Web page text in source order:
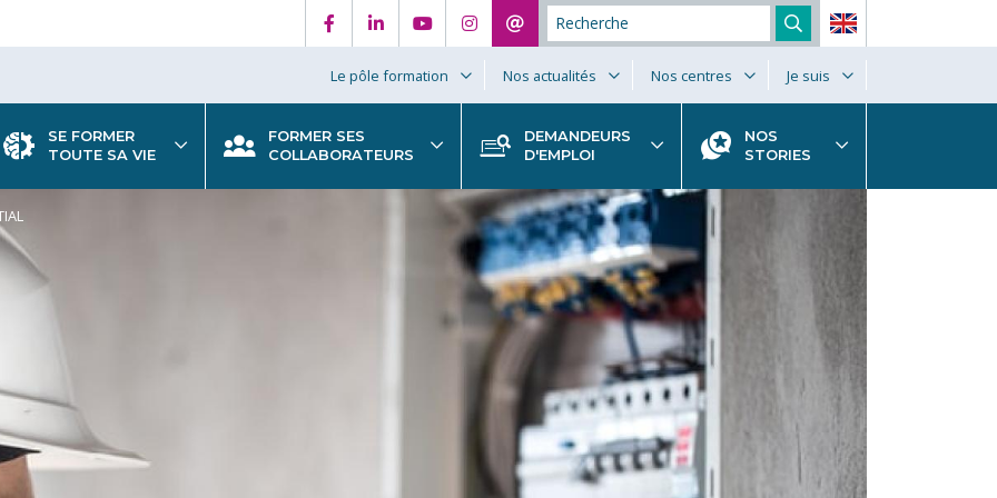
Le pôle formation Nos actualités Nos centres Je suis
SE FORMER
TOUTE SA VIE
FORMER SES
COLLABORATEURS
DEMANDEURS
D'EMPLOI
NOS
STORIES